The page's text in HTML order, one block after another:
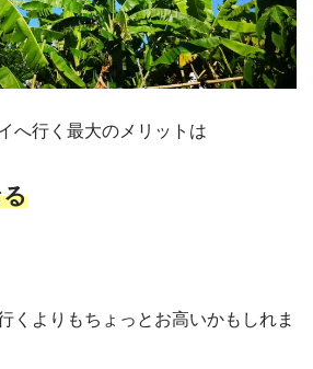
へ行く最大のメリットは
くよりもちょっとお高いかもしれま